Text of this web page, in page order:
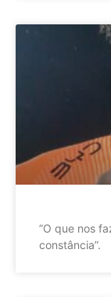
”O que nos
constância”.